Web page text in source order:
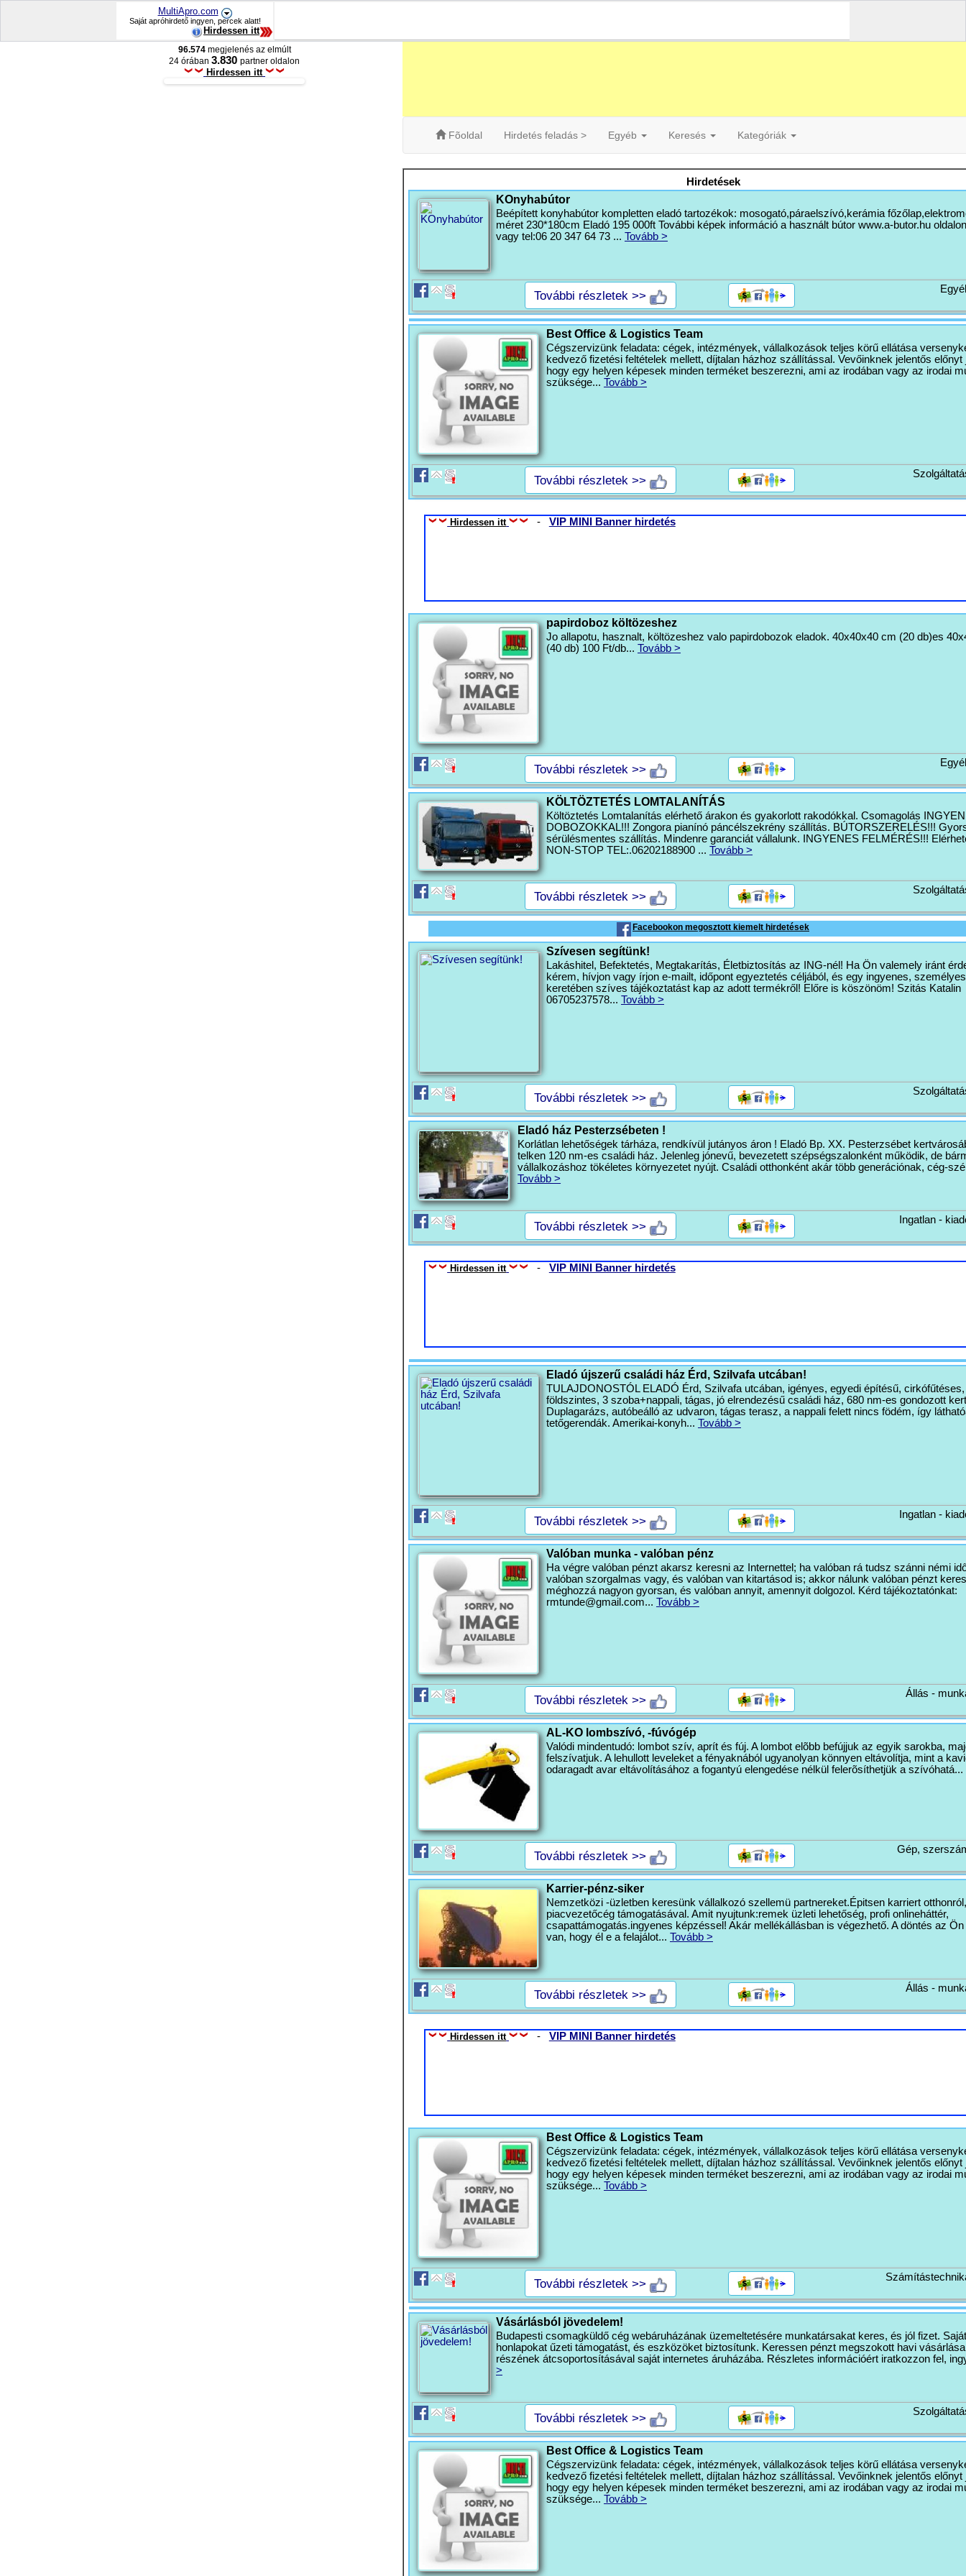
MultiApro.com
Saját apróhirdető ingyen, percek alatt!
Hirdessen itt
Fõoldal Hirdetés feladás > Egyéb Keresés Kategóriák
Hirdetések
KOnyhabútor
Beépített konyhabútor kompletten eladó tartozékok: mosogató,páraelszívó,kerámia
méret 230*180cm Eladó 195 000ft További képek információ a használt bútor www.a-butor.hu
vagy tel:06 20 347 64 73 ... Tovább >
További részletek >>
Best Office & Logistics Team
Cégszervizünk feladata: cégek, intézmények, vállalkozások teljes körű ellátása
kedvező fizetési feltételek mellett, díjtalan házhoz szállítással. Vevőinknek jelentős előnyt
hogy egy helyen képesek minden terméket beszerezni, ami az irodában vagy az irodai
szüksége... Tovább >
További részletek >>
Hirdessen itt - VIP MINI Banner hirdetés
papirdoboz költözeshez
Jo allapotu, hasznalt, költözeshez valo papirdobozok eladok. 40x40x40 cm (20 db)es
(40 db) 100 Ft/db... Tovább >
További részletek >>
KÖLTÖZTETÉS LOMTALANÍTÁS
Költöztetés Lomtalanítás elérhető árakon és gyakorlott rakodókkal. Csomagolás
DOBOZOKKAL!!! Zongora pianínó páncélszekrény szállítás. BÚTORSZERELÉS!!!
sérülésmentes szállítás. Mindenre garanciát vállalunk. INGYENES FELMÉRÉS!!!
NON-STOP TEL:.06202188900 ... Tovább >
További részletek >>
Facebookon megosztott kiemelt hirdetések
Szívesen segítünk!
Lakáshitel, Befektetés, Megtakarítás, Életbiztosítás az ING-nél! Ha Ön valemely iránt
kérem, hívjon vagy írjon e-mailt, időpont egyeztetés céljából, és egy ingyenes,
keretében szíves tájékoztatást kap az adott termékről! Előre is köszönöm! Szitás Katalin
06705237578... Tovább >
További részletek >>
Eladó ház Pesterzsébeten !
Korlátlan lehetőségek tárháza, rendkívül jutányos áron ! Eladó Bp. XX. Pesterzsébet
telken 120 nm-es családi ház. Jelenleg jónevű, bevezetett szépségszalonként működik, de
vállalkozáshoz tökéletes környezetet nyújt. Családi otthonként akár több generációnak, cég-
Tovább >
További részletek >> Ingatlan -
Hirdessen itt - VIP MINI Banner hirdetés
Eladó újszerű családi ház Érd, Szilvafa utcában!
TULAJDONOSTÓL ELADÓ Érd, Szilvafa utcában, igényes, egyedi építésű, cirkófűtéses,
földszintes, 3 szoba+nappali, tágas, jó elrendezésű családi ház, 680 nm-es gondozott
Duplagarázs, autóbeálló az udvaron, tágas terasz, a nappali felett nincs födém, így
tetőgerendák. Amerikai-konyh... Tovább >
További részletek >> Ingatlan -
Valóban munka - valóban pénz
Ha végre valóban pénzt akarsz keresni az Internettel; ha valóban rá tudsz szánni némi
valóban szorgalmas vagy, és valóban van kitartásod is; akkor nálunk valóban pénzt
méghozzá nagyon gyorsan, és valóban annyit, amennyit dolgozol. Kérd tájékoztatónkat:
rmtunde@gmail.com... Tovább >
További részletek >> Állás -
AL-KO lombszívó, -fúvógép
Valódi mindentudó: lombot szív, aprít és fúj. A lombot elõbb befújjuk az egyik sarokba,
felszívatjuk. A lehullott leveleket a fényaknából ugyanolyan könnyen eltávolítja, mint a
odaragadt avar eltávolításához a fogantyú elengedése nélkül felerõsíthetjük a szívóhatá...
További részletek >> Gép,
Karrier-pénz-siker
Nemzetközi -üzletben keresünk vállalkozó szellemü partnereket.Épitsen karriert
piacvezetőcég támogatásával. Amit nyujtunk:remek üzleti lehetőség, profi onlineháttér,
csapattámogatás.ingyenes képzéssel! Akár mellékállásban is végezhető. A döntés az
van, hogy él e a felajálot... Tovább >
További részletek >> Állás -
Hirdessen itt - VIP MINI Banner hirdetés
Best Office & Logistics Team
Cégszervizünk feladata: cégek, intézmények, vállalkozások teljes körű ellátása
kedvező fizetési feltételek mellett, díjtalan házhoz szállítással. Vevőinknek jelentős előnyt
hogy egy helyen képesek minden terméket beszerezni, ami az irodában vagy az irodai
szüksége... Tovább >
További részletek >>
Vásárlásból jövedelem!
Budapesti csomagküldő cég webáruházának üzemeltetésére munkatársakat keres, és jól fizet. Saját
honlapokat űzeti támogatást, és eszközöket biztosítunk. Keressen pénzt megszokott havi
részének átcsoportosításával saját internetes áruházába. Részletes információért iratkozzon fel,
>
További részletek >>
Best Office & Logistics Team
Cégszervizünk feladata: cégek, intézmények, vállalkozások teljes körű ellátása
kedvező fizetési feltételek mellett, díjtalan házhoz szállítással. Vevőinknek jelentős előnyt
hogy egy helyen képesek minden terméket beszerezni, ami az irodában vagy az irodai
szüksége... Tovább >
96.574megjelenés az elmúlt
24 órában 3.830 partner oldalon
Hirdessen itt